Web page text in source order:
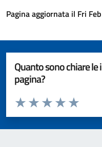
Pagina aggiornata il Fri
Quanto sono chiare
pagina?
Valuta da 1 a 5 stelle la pagina
Valuta 5
Valuta 4
Valuta 3 stelle
Valuta 2 stelle su 5
Valuta 1 stelle su 5